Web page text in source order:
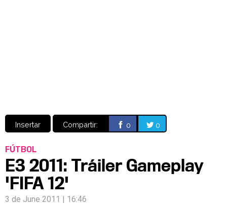
Insertar Compartir: 0 0
FÚTBOL
E3 2011: Tráiler Gameplay
'FIFA 12'
3 de June 2011 | 16:46